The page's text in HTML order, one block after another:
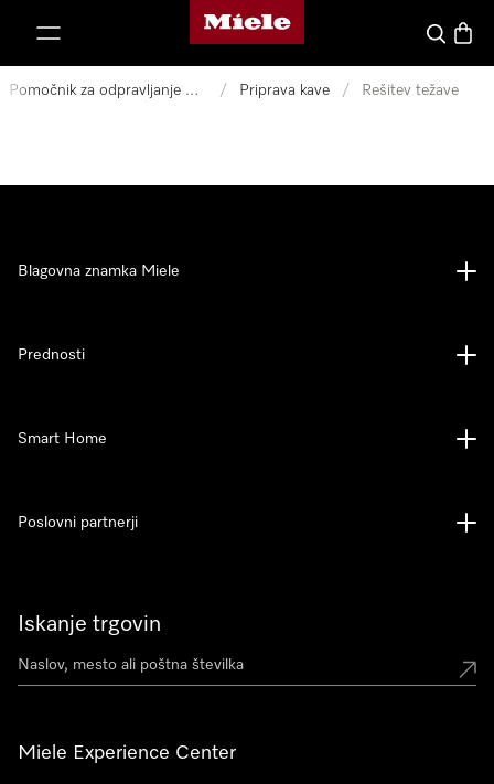
Domača stran Miele
Iskanje
Pomočnik za odpravljanje motenj / Priprava kave / Rešitev težave
Iskanje trgovin
Miele Experience Center
Blagovna znamka Miele
Prednosti
Smart Home
Poslovni partnerji